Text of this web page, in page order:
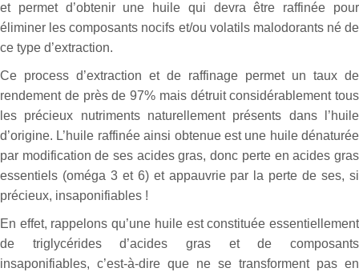
et permet d’obtenir une huile qui devra être raffinée pour
éliminer les composants nocifs et/ou volatils malodorants né de
ce type d’extraction.
Ce process d’extraction et de raffinage permet un taux de
rendement de près de 97% mais détruit considérablement tous
les précieux nutriments naturellement présents dans l’huile
d’origine. L’huile raffinée ainsi obtenue est une huile dénaturée
par modification de ses acides gras, donc perte en acides gras
essentiels (oméga 3 et 6) et appauvrie par la perte de ses, si
précieux, insaponifiables !
En effet, rappelons qu’une huile est constituée essentiellement
de triglycérides d’acides gras et de composants
insaponifiables, c’est-à-dire que ne se transforment pas en